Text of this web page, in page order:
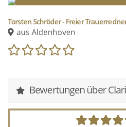
Torsten Schröder - Freier
aus Aldenhoven
Bewertungen über